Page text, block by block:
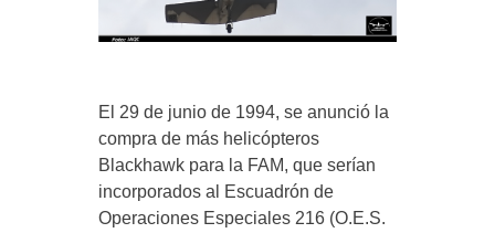
El 29 de junio de 1994, se anunció la
compra de más helicópteros
Blackhawk para la FAM, que serían
incorporados al Escuadrón de
Operaciones Especiales 216 (O.E.S.